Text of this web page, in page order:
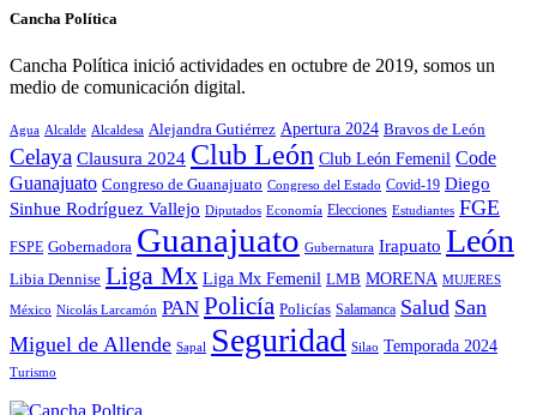
Cancha Política
Cancha Política inició actividades en octubre de 2019, somos un
medio de comunicación digital.
Agua Alcalde Alcaldesa Alejandra Gutiérrez Apertura 2024 Bravos de León
Celaya Clausura 2024 Club León Club León Femenil Code
Guanajuato Congreso de Guanajuato Congreso del Estado Covid-19 Diego
Sinhue Rodríguez Vallejo Diputados Economía Elecciones Estudiantes FGE
FSPE Gobernadora Guanajuato Gubernatura Irapuato León
Libia Dennise Liga Mx Liga Mx Femenil LMB MORENA MUJERES
México Nicolás Larcamón PAN Policía Policías Salamanca Salud San
Miguel de Allende Sapal Seguridad Silao Temporada 2024
Turismo